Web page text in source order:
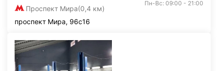
Проспект Мира(0,4 км)
Пн-Вс: 09:00 - 21:00
проспект Мира, 96с16